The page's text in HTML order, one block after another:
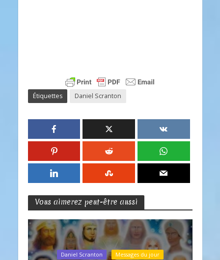
Étiquettes Daniel Scranton
Vous aimerez peut-être aussi
Daniel Scranton Messages du jour